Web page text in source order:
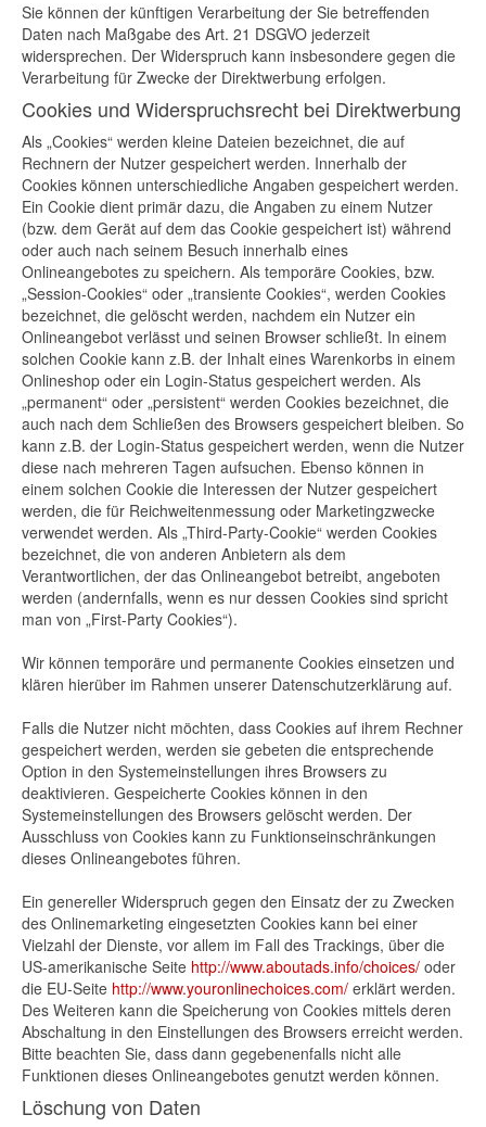
Sie können der künftigen Verarbeitung der Sie betreffenden
Daten nach Maßgabe des Art. 21 DSGVO jederzeit
widersprechen. Der Widerspruch kann insbesondere gegen die
Verarbeitung für Zwecke der Direktwerbung erfolgen.
Cookies und Widerspruchsrecht bei Direktwerbung
Als „Cookies“ werden kleine Dateien bezeichnet, die auf
Rechnern der Nutzer gespeichert werden. Innerhalb der
Cookies können unterschiedliche Angaben gespeichert werden.
Ein Cookie dient primär dazu, die Angaben zu einem Nutzer
(bzw. dem Gerät auf dem das Cookie gespeichert ist) während
oder auch nach seinem Besuch innerhalb eines
Onlineangebotes zu speichern. Als temporäre Cookies, bzw.
„Session-Cookies“ oder „transiente Cookies“, werden Cookies
bezeichnet, die gelöscht werden, nachdem ein Nutzer ein
Onlineangebot verlässt und seinen Browser schließt. In einem
solchen Cookie kann z.B. der Inhalt eines Warenkorbs in einem
Onlineshop oder ein Login-Status gespeichert werden. Als
„permanent“ oder „persistent“ werden Cookies bezeichnet, die
auch nach dem Schließen des Browsers gespeichert bleiben. So
kann z.B. der Login-Status gespeichert werden, wenn die Nutzer
diese nach mehreren Tagen aufsuchen. Ebenso können in
einem solchen Cookie die Interessen der Nutzer gespeichert
werden, die für Reichweitenmessung oder Marketingzwecke
verwendet werden. Als „Third-Party-Cookie“ werden Cookies
bezeichnet, die von anderen Anbietern als dem
Verantwortlichen, der das Onlineangebot betreibt, angeboten
werden (andernfalls, wenn es nur dessen Cookies sind spricht
man von „First-Party Cookies“).
Wir können temporäre und permanente Cookies einsetzen und
klären hierüber im Rahmen unserer Datenschutzerklärung auf.
Falls die Nutzer nicht möchten, dass Cookies auf ihrem Rechner
gespeichert werden, werden sie gebeten die entsprechende
Option in den Systemeinstellungen ihres Browsers zu
deaktivieren. Gespeicherte Cookies können in den
Systemeinstellungen des Browsers gelöscht werden. Der
Ausschluss von Cookies kann zu Funktionseinschränkungen
dieses Onlineangebotes führen.
Ein genereller Widerspruch gegen den Einsatz der zu Zwecken
des Onlinemarketing eingesetzten Cookies kann bei einer
Vielzahl der Dienste, vor allem im Fall des Trackings, über die
US-amerikanische Seite http://www.aboutads.info/choices/ oder
die EU-Seite http://www.youronlinechoices.com/ erklärt werden.
Des Weiteren kann die Speicherung von Cookies mittels deren
Abschaltung in den Einstellungen des Browsers erreicht werden.
Bitte beachten Sie, dass dann gegebenenfalls nicht alle
Funktionen dieses Onlineangebotes genutzt werden können.
Löschung von Daten